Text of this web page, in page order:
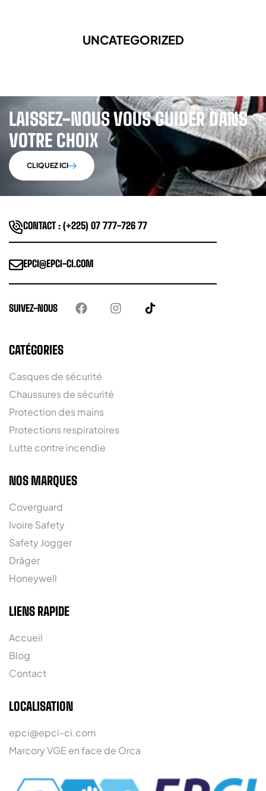
UNCATEGORIZED
LAISSEZ-NOUS VOUS GUIDER DANS
VOTRE CHOIX
CLIQUEZ ICI
CONTACT : (+225) 07 777-726 77
EPCI@EPCI-CI.COM
SUIVEZ-NOUS
CATÉGORIES
Casques de sécurité
Chaussures de sécurité
Protection des mains
Protections respiratoires
Lutte contre incendie
NOS MARQUES
Coverguard
Ivoire Safety
Safety Jogger
Dräger
Honeywell
LIENS RAPIDE
Accueil
Blog
Contact
LOCALISATION
epci@epci-ci.com
Marcory VGE en face de Orca